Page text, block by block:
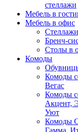
стеллажи
Мебель в
Мебель в офис
Бренч-
Столы в
Комоды
Комоды
Вегас
Комоды
Акцент,
Уют
Комоды
Гамма,